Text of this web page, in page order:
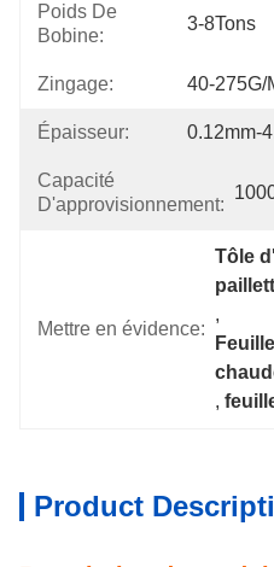
Poids De
Bobine:
3-8Tons
Zingage: 40-275G/
Épaisseur: 0.12mm-
Capacité
D'approvisionnement:
Mettre en évidence:
Tôle
,
,
Product